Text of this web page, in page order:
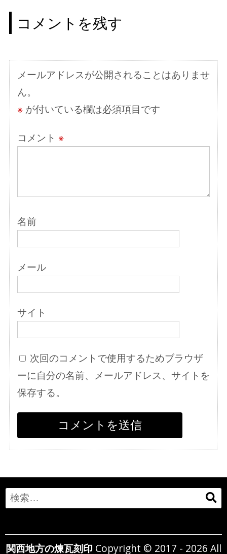
ゲ
ー
ョ
ン
コメントを残す
メールアドレスが公開されることはありませ
ん。
※が付いている欄は必須項目です
コメント ※
名前
メール
サイト
次回のコメントで使用するためブラウザ
ーに自分の名前、メールアドレス、サイトを
保存する。
Search
for:
関西地方の煉瓦刻印 Copyright © 2017 - 2026 All